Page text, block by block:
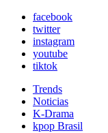
facebook
twitter
instagram
youtube
tiktok
Trends
Noticias
K-Drama
kpop Brasil